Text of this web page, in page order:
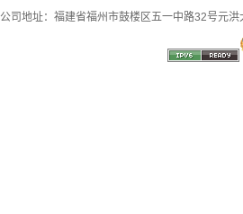
公司地址：福建省福州市鼓楼区五一中路32号元